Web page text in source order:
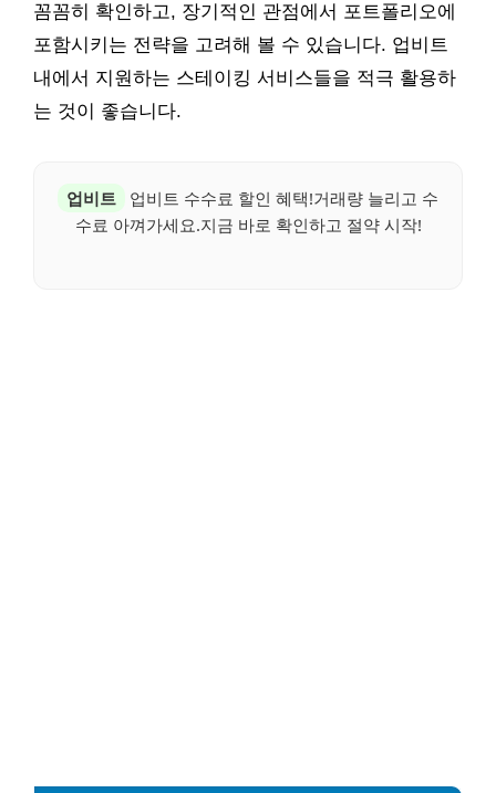
꼼꼼히 확인하고, 장기적인 관점에서 포트폴리오에
포함시키는 전략을 고려해 볼 수 있습니다. 업비트
내에서 지원하는 스테이킹 서비스들을 적극 활용하
는 것이 좋습니다.
업비트
업비트 수수료 할인 혜택!거래량 늘리고 수
수료 아껴가세요.지금 바로 확인하고 절약 시작!